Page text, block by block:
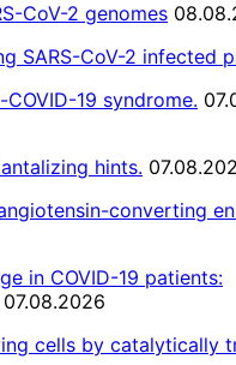
CoV-2 genomes
CoV-2 infected
19 syndrome.
hints.
converting
in COVID-19 patients:
07.08.2026
cells by catalytically